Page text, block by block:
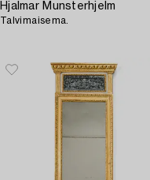
Hjalmar Munsterhjelm
Talvimaisema.